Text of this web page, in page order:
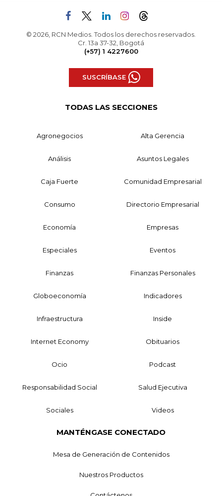
© 2026, RCN Medios. Todos los derechos reservados.
Cr. 13a 37-32, Bogotá
(+57) 1 4227600
SUSCRÍBASE
TODAS LAS SECCIONES
Agronegocios Alta Gerencia
Análisis Asuntos Legales
Caja Fuerte Comunidad Empresarial
Consumo Directorio Empresarial
Economía Empresas
Especiales Eventos
Finanzas Finanzas Personales
Globoeconomía Indicadores
Infraestructura Inside
Internet Economy Obituarios
Ocio Podcast
Responsabilidad Social Salud Ejecutiva
Sociales Videos
MANTÉNGASE CONECTADO
Mesa de Generación de Contenidos
Nuestros Productos